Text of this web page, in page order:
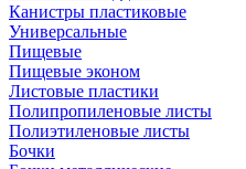
Канистры пластиковые
Универсальные
Пищевые
Пищевые эконом
Листовые пластики
Полипропиленовые листы
Полиэтиленовые листы
Бочки